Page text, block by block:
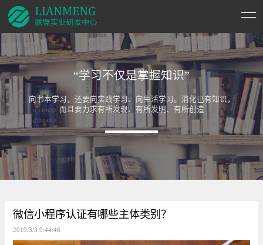
“学习不仅是掌握知识”
向书本学习，还要向实践学习、向生活学习。消化已有知识，
而且要力求有所发现、有所发明、有所创造
微信小程序认证有哪些主体类别？
2019/3/3 9:44:46